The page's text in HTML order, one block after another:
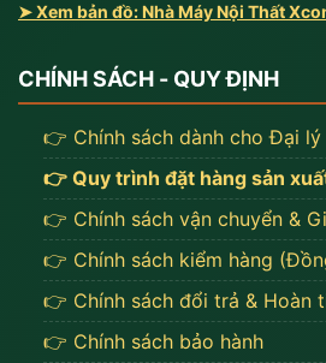
➤ Xem bản đồ: Nhà Máy Nội Thất
CHÍNH SÁCH - QUY ĐỊNH
👉 Chính sách dành cho Đại lý
👉 Quy trình đặt hàng sản
👉 Chính sách vận chuyển &
👉 Chính sách kiểm hàng
👉 Chính sách đổi trả & Hoàn
👉 Chính sách bảo hành